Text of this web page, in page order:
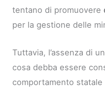
tentano di promuovere
per la gestione delle
Tuttavia, l’assenza di
cosa debba essere
comportamento